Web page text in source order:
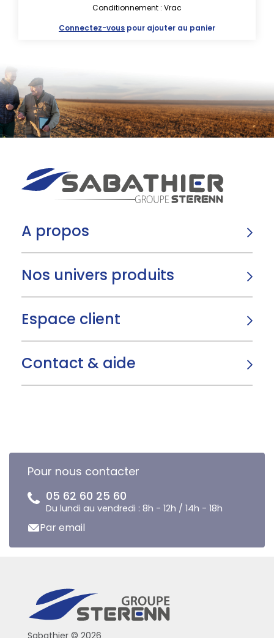
Conditionnement : Vrac
Connectez-vous pour ajouter au panier
A propos
Nos univers produits
Espace client
Contact & aide
Pour nous contacter
05 62 60 25 60
Du lundi au vendredi : 8h - 12h / 14h - 18h
Par email